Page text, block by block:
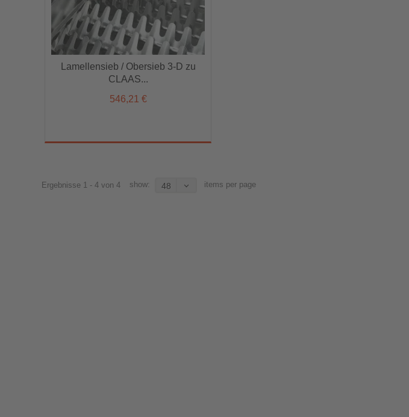
Lamellensieb / Obersieb 3-D zu
CLAAS...
546,21 €
Lamellensieb / Obersieb 3-D zu
CLAAS...
546,21 €
Ergebnisse 1 - 4 von 4 show: 48 items per page